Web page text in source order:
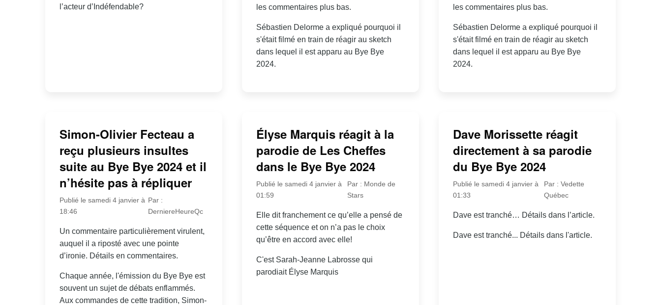
l’acteur d’Indéfendable?
les commentaires plus bas.
Sébastien Delorme a expliqué pourquoi il
s'était filmé en train de réagir au sketch
dans lequel il est apparu au Bye Bye
2024.
les commentaires plus bas.
Sébastien Delorme a expliqué pourquoi il
s'était filmé en train de réagir au sketch
dans lequel il est apparu au Bye Bye
2024.
Simon-Olivier Fecteau a
reçu plusieurs insultes
suite au Bye Bye 2024 et il
n’hésite pas à répliquer
Publié le samedi 4 janvier à
18:46
Par :
DerniereHeureQc
Un commentaire particulièrement virulent,
auquel il a riposté avec une pointe
d’ironie. Détails en commentaires.
Chaque année, l'émission du Bye Bye est
souvent un sujet de débats enflammés.
Aux commandes de cette tradition, Simon-
Élyse Marquis réagit à la
parodie de Les Cheffes
dans le Bye Bye 2024
Publié le samedi 4 janvier à
01:59
Par : Monde de
Stars
Elle dit franchement ce qu’elle a pensé de
cette séquence et on n’a pas le choix
qu’être en accord avec elle!
C'est Sarah-Jeanne Labrosse qui
parodiait Élyse Marquis
Dave Morissette réagit
directement à sa parodie
du Bye Bye 2024
Publié le samedi 4 janvier à
01:33
Par : Vedette
Québec
Dave est tranché… Détails dans l’article.
Dave est tranché... Détails dans l'article.